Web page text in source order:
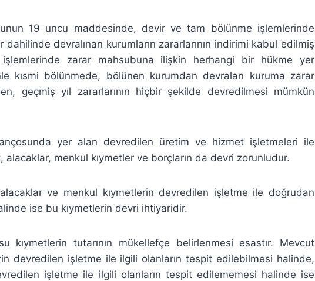
19 uncu maddesinde, devir ve tam bölünme işlemlerinde
dahilinde devralınan kurumların zararlarının indirimi kabul edilmiş
işlemlerinde zarar mahsubuna ilişkin herhangi bir hükme yer
kısmi bölünmede, bölünen kurumdan devralan kuruma zarar
geçmiş yıl zararlarının hiçbir şekilde devredilmesi mümkün
yer alan devredilen üretim ve hizmet işletmeleri ile
menkul kıymetler ve borçların da devri zorunludur.
ve menkul kıymetlerin devredilen işletme ile doğrudan
ise bu kıymetlerin devri ihtiyaridir.
kıymetlerin tutarının mükellefçe belirlenmesi esastır. Mevcut
devredilen işletme ile ilgili olanların tespit edilebilmesi halinde,
işletme ile ilgili olanların tespit edilememesi halinde ise